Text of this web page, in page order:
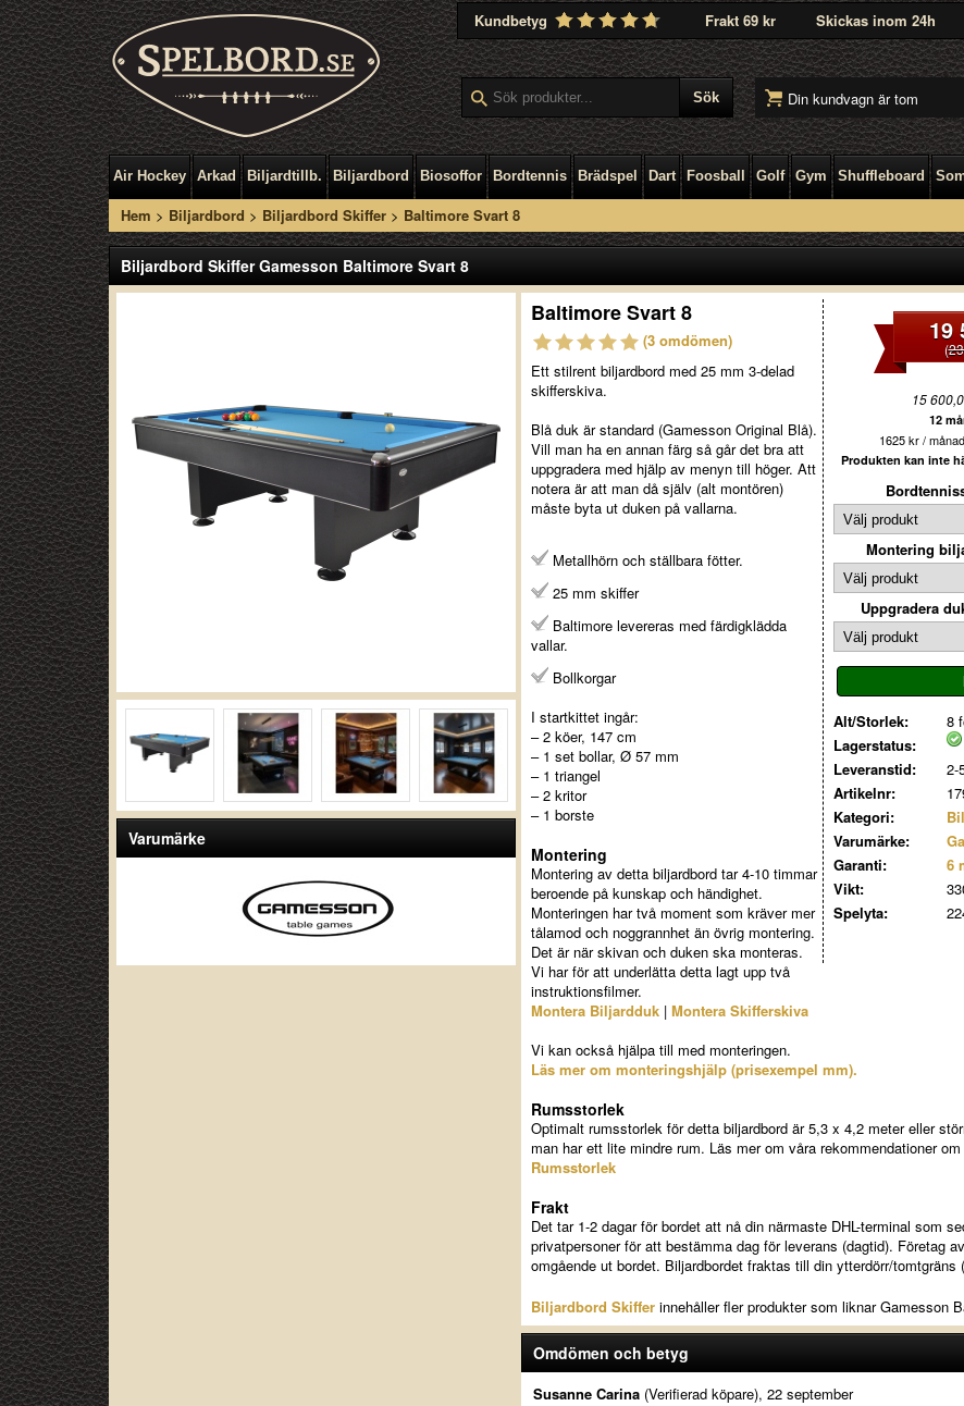
Kundbetyg Frakt 69 kr Skickas inom 24h
Din kundvagn är tom
Air Hockey Arkad Biljardtillb. Biljardbord Biosoffor Bordtennis Brädspel Dart Foosball Golf Gym Shuffleboard
Hem > Biljardbord > Biljardbord Skiffer> Baltimore Svart 8
Biljardbord Skiffer Gamesson Baltimore Svart 8
Varumärke
19
(
15
12
1625 kr /
Produkten kan inte
Montering
Uppgradera
Alt/Storlek:
8
Lagerstatus:
Leveranstid:
2-
Artikelnr:
Kategori:
Varumärke:
Garanti:
6
Vikt:
Spelyta:
Baltimore Svart 8
(3 omdömen)
Ett stilrent biljardbord med 25 mm 3-delad
skifferskiva.
Blå duk är standard (Gamesson Original Blå).
Vill man ha en annan färg så går det bra att
uppgradera med hjälp av menyn till höger. Att
notera är att man då själv (alt montören)
måste byta ut duken på vallarna.
Metallhörn och ställbara fötter.
25 mm skiffer
Baltimore levereras med färdigklädda
vallar.
Bollkorgar
I startkittet ingår:
– 2 köer, 147 cm
– 1 set bollar, Ø 57 mm
– 1 triangel
– 2 kritor
– 1 borste
Montering
Montering av detta biljardbord tar 4-10 timmar
beroende på kunskap och händighet.
Monteringen har två moment som kräver mer
tålamod och noggrannhet än övrig montering.
Det är när skivan och duken ska monteras.
Vi har för att underlätta detta lagt upp två
instruktionsfilmer.
Montera Biljardduk| Montera Skifferskiva
Vi kan också hjälpa till med monteringen.
Läs mer om monteringshjälp (prisexempel mm).
Rumsstorlek
Optimalt rumsstorlek för detta biljardbord är 5,3 x 4,2 meter eller
man har ett lite mindre rum. Läs mer om våra rekommendationer
Rumsstorlek
Frakt
Det tar 1-2 dagar för bordet att nå din närmaste DHL-terminal som
privatpersoner för att bestämma dag för leverans (dagtid). Företag
omgående ut bordet. Biljardbordet fraktas till din ytterdörr/tomtgräns
Biljardbord Skifferinnehåller fler produkter som liknar Gamesson
Omdömen och betyg
Susanne Carina(Verifierad köpare), 22 september